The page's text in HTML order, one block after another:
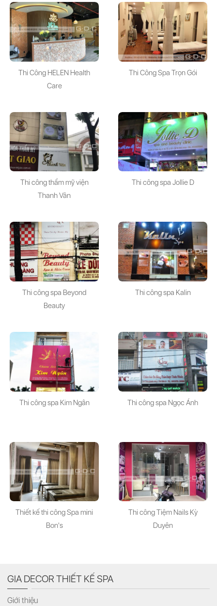
Thi Công HELEN Health
Care
Thi Công Spa Trọn Gói
Thi công thẩm mỹ viện
Thanh Vân
Thi công spa Jollie D
Thi công spa Beyond
Beauty
Thi công spa Kalin
Thi công spa Kim Ngân Thi công spa Ngọc Ánh
Thiết kế thi công Spa mini
Bon's
Thi công Tiệm Nails Kỳ
Duyên
GIA DECOR THIẾT KẾ SPA
Giới thiệu